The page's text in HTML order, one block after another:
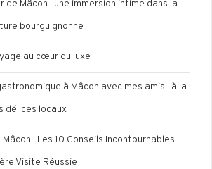
de Mâcon : une immersion intime dans la
bourguignonne
au cœur du luxe
à Mâcon avec mes amis : à la
délices locaux
: Les 10 Conseils Incontournables
Visite Réussie